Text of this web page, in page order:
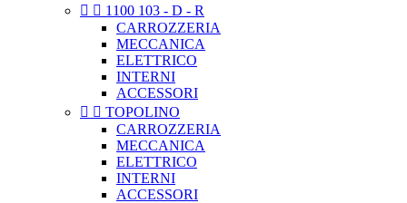
  1100 103 - D - R
CARROZZERIA
MECCANICA
ELETTRICO
INTERNI
ACCESSORI
  TOPOLINO
CARROZZERIA
MECCANICA
ELETTRICO
INTERNI
ACCESSORI